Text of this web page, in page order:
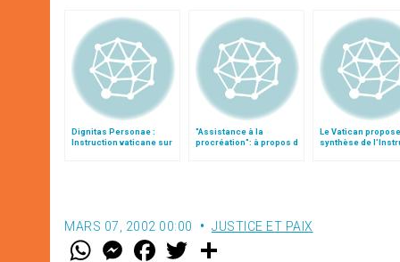
Dignitas Personae :
Instruction vaticane sur
"Assistance à la
procréation": à propos d
Le Vatican
synthèse de
MARS 07, 2002 00:00 JUSTICE ET PAIX
W M
e
F
a w